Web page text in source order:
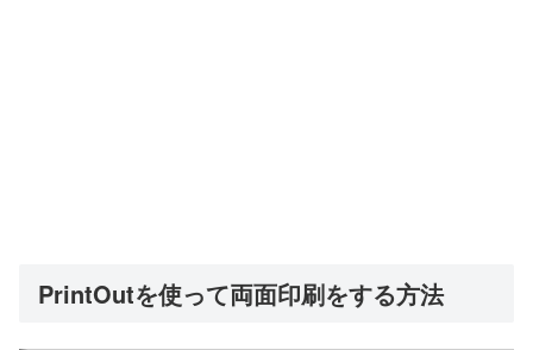
PrintOutを使って両面印刷をする方法